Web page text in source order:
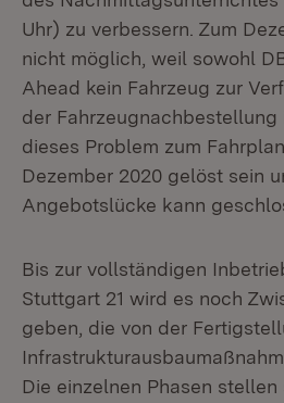
Uhr) zu verbessern. Zum
nicht möglich, weil sowohl
Ahead kein Fahrzeug zur
der Fahrzeugnachbestellung
dieses Problem zum
Dezember 2020 gelöst sein
Angebotslücke kann
Bis zur vollständigen
Stuttgart 21 wird es noch
geben, die von der
Die einzelnen Phasen